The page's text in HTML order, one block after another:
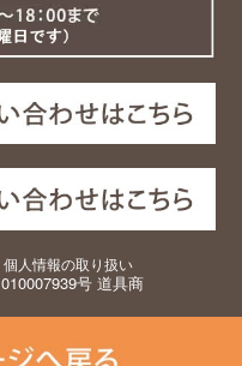
個人情報の取り扱い
号 道具商